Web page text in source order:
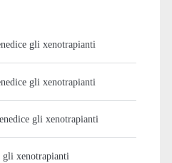
gli xenotrapianti
gli xenotrapianti
gli xenotrapianti
gli xenotrapianti